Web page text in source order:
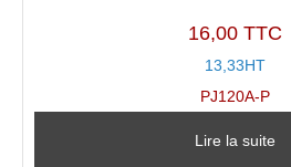
16,00 TTC
13,33HT
PJ120A-P
Lire la suite